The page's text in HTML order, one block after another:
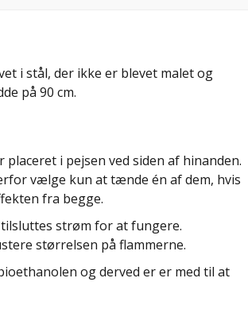
i stål, der ikke er blevet malet og
på 90 cm.
i pejsen ved siden af hinanden.
vælge kun at tænde én af dem, hvis
fra begge.
strøm for at fungere.
størrelsen på flammerne.
og derved er er med til at